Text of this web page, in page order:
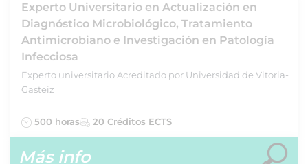
Experto Universitario en Actualización en
Diagnóstico Microbiológico, Tratamiento
Antimicrobiano e Investigación en Patología
Infecciosa
Experto universitario Acreditado por Universidad de Vitoria-
Gasteiz
500 horas 20 Créditos ECTS
Más info